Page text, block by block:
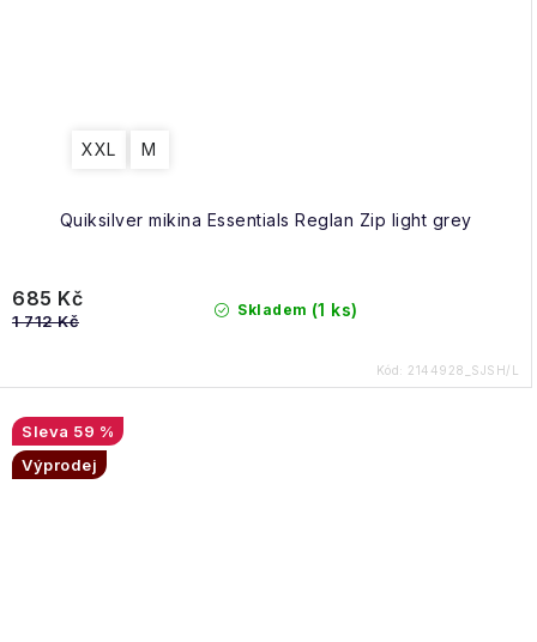
Quiksilver mikina Essentials Reglan Zip light grey
XXL M
Skladem (1 ks)
685 Kč
1 712 Kč
Kód: 2144928_SJSH/L
59 %
Výprodej